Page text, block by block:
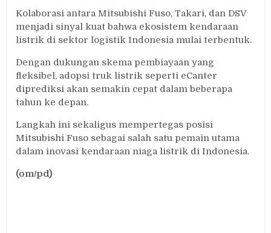
Kolaborasi antara Mitsubishi Fuso, Takari, dan DSV
menjadi sinyal kuat bahwa ekosistem kendaraan
listrik di sektor logistik Indonesia mulai terbentuk.
Dengan dukungan skema pembiayaan yang
fleksibel, adopsi truk listrik seperti eCanter
diprediksi akan semakin cepat dalam beberapa
tahun ke depan.
Langkah ini sekaligus mempertegas posisi
Mitsubishi Fuso sebagai salah satu pemain utama
dalam inovasi kendaraan niaga listrik di Indonesia.
(om/pd)